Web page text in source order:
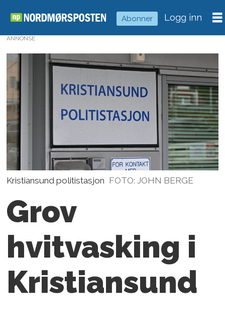
Abonner Logg inn
ANNONSE
Kristiansund politistasjon FOTO: JOHN BERGE
Grov
hvitvasking i
Kristiansund